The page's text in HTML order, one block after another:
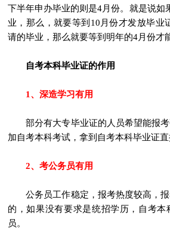
下半年申办毕业的则是4月份。就是说如
业，那么，就要等到10月份才发放毕业
请的毕业，那么就要等到明年的4月份才
自考本科毕业证的作用
1、深造学习有用
部分有大专毕业证的人员希望能报考
加自考本科考试，拿到自考本科毕业证直
2、考公务员有用
公务员工作稳定，报考热度较高，报
的，如果没有要求是统招学历，自考本
员。